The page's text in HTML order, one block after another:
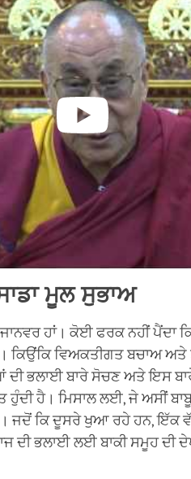
ਮੂਲ ਸੁਭਾਅ
ਹਾਂ। ਕੋਈ ਫਰਕ ਨਹੀਂ ਪੈਂਦਾ
ਕਿਉਂਕਿ ਵਿਅਕਤੀਗਤ ਬਚਾਅ
ਭਲਾਈ ਬਾਰੇ ਸੋਚਣ ਅਤੇ ਇਸ
ਹੈ। ਮਿਸਾਲ ਲਈ, ਜੇ ਅਸੀਂ
ਜਦੋਂ ਕਿ ਦੂਸਰੇ ਖੁਆ ਰਹੇ ਹਨ, ਇੱਕ
ਦੀ ਭਲਾਈ ਲਈ ਬਾਕੀ ਸਮੂਹ ਦੀ